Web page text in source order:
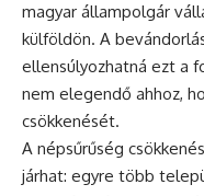
magyar állampolgár
külföldön. A
ellensúlyozhatná ezt a
nem elegendő ahhoz,
csökkenését.
A népsűrűség
járhat: egyre több